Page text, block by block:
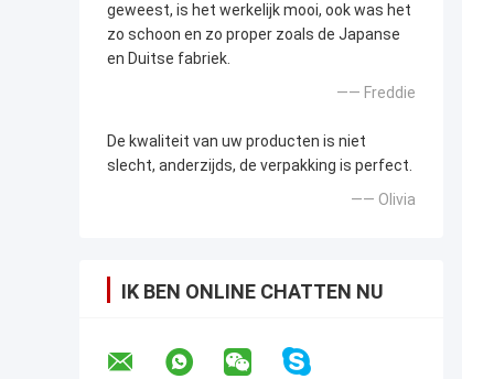
geweest, is het werkelijk mooi, ook was het
zo schoon en zo proper zoals de Japanse
en Duitse fabriek.
—— Freddie
De kwaliteit van uw producten is niet
slecht, anderzijds, de verpakking is perfect.
—— Olivia
IK BEN ONLINE CHATTEN NU